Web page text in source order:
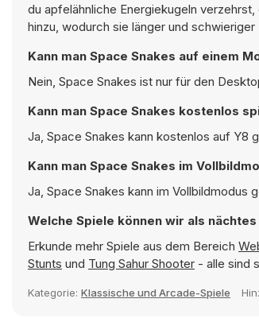
du apfelähnliche Energiekugeln
hinzu, wodurch sie länger und
Kann man Space Snakes auf einem
Nein, Space Snakes ist nur für den
Kann man Space Snakes kostenlos
Ja, Space Snakes kann kostenlos auf Y8
Kann man Space Snakes im
Ja, Space Snakes kann im
Welche Spiele können wir als
Erkunde mehr Spiele aus dem Bereich
Stunts und Tung Sahur Shooter - alle sind
Kategorie: Klassische und Arcade-Spiele